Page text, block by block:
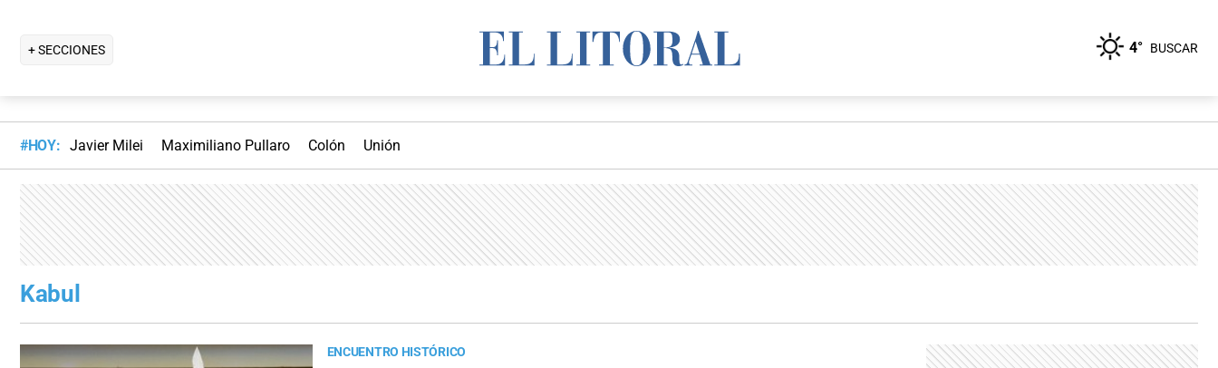
+ SECCIONES 4° BUSCAR
#HOY: Javier Milei Maximiliano Pullaro Colón Unión
Kabul
ENCUENTRO HISTÓRICO